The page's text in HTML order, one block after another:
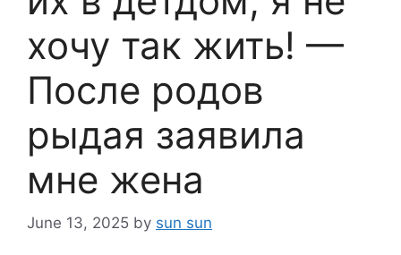
хочу так жить! —
После родов
рыдая заявила
мне жена
June 13, 2025 by sun sun